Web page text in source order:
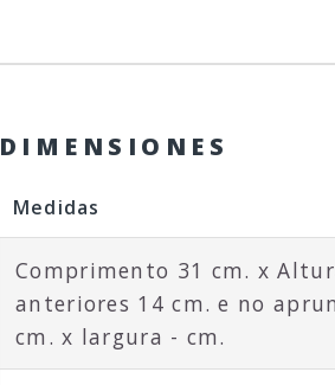
DIMENSIONES
Medidas
Comprimento 31 cm. x
anteriores 14 cm. e no
cm. x largura - cm.